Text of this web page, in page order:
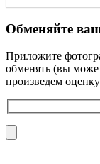
Обменяйте
Приложите
обменять (вы
произведем